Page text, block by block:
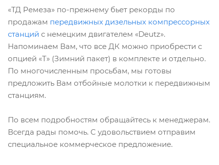
«ТД Ремеза» по-прежнему бьет рекорды по
продажам передвижных дизельных компрессорных
станций с немецким двигателем «Deutz».
Напоминаем Вам, что все ДК можно приобрести с
опцией «Т» (Зимний пакет) в комплекте и отдельно.
По многочисленным просьбам, мы готовы
предложить Вам отбойные молотки к передвижным
станциям.
По всем подробностям обращайтесь к менеджерам.
Всегда рады помочь. С удовольствием отправим
специальное коммерческое предложение.